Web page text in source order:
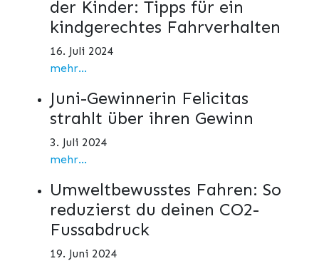
der Kinder: Tipps für ein
kindgerechtes Fahrverhalten
16. Juli 2024
mehr...
Juni-Gewinnerin Felicitas
strahlt über ihren Gewinn
3. Juli 2024
mehr...
Umweltbewusstes Fahren: So
reduzierst du deinen CO2-
Fussabdruck
19. Juni 2024